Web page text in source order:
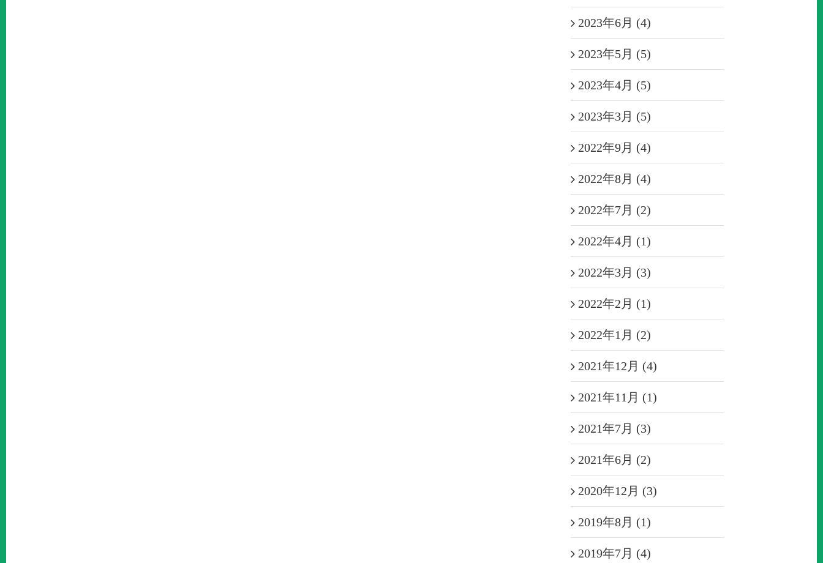
2023年6月 (4)
2023年5月 (5)
2023年4月 (5)
2023年3月 (5)
2022年9月 (4)
2022年8月 (4)
2022年7月 (2)
2022年4月 (1)
2022年3月 (3)
2022年2月 (1)
2022年1月 (2)
2021年12月 (4)
2021年11月 (1)
2021年7月 (3)
2021年6月 (2)
2020年12月 (3)
2019年8月 (1)
2019年7月 (4)